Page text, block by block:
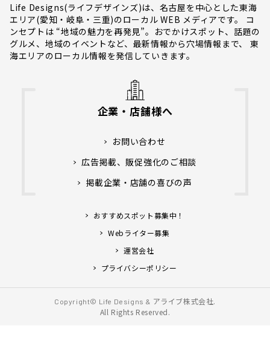
Life Designs(ライフデザインズ)は、名古屋を中心とした東海
エリア(愛知・岐阜・三重)のローカル WEB メディアです。 コ
ンセプトは “地域の魅力を再発見”。おでかけスポット、話題の
グルメ、地域のイベントなど、最新情報から穴場情報まで、 東
海エリアのローカル情報を発信していきます。
企業・店舗様へ
お問い合わせ
広告掲載、販促強化のご相談
掲載企業・店舗の喜びの声
おすすめスポット募集中！
Webライター募集
運営会社
プライバシーポリシー
Copyright© Life Designs & アライブ株式会社.
All Rights Reserved.